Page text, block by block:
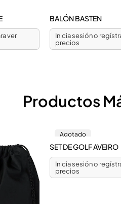
ver
BALÓN BASTEN
Inicia sesión o
precios
Productos
Agotado
SET DE GOLF AVEIRO
Inicia sesión o
precios